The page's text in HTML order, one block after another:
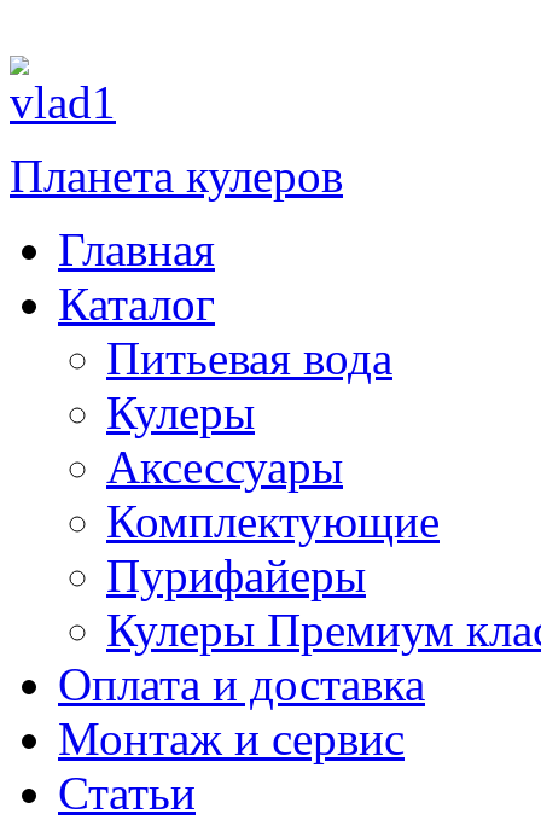
Планета кулеров
Главная
Каталог
Питьевая вода
Кулеры
Аксессуары
Комплектующие
Пурифайеры
Кулеры Премиум
Оплата и доставка
Монтаж и сервис
Статьи